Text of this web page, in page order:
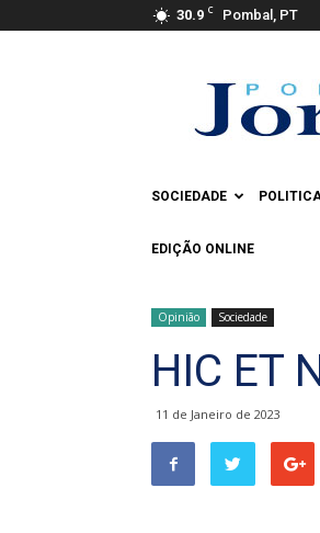
30.9 C Pombal, PT
Jornal
SOCIEDADE
EDIÇÃO ONLINE
Opinião Sociedade
HIC ET
11 de Janeiro de 2023